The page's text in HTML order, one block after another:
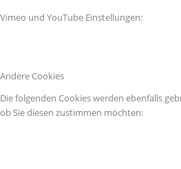
Vimeo und YouTube Einstellungen:
Andere Cookies
Die folgenden Cookies werden ebenfalls
ob Sie diesen zustimmen möchten: